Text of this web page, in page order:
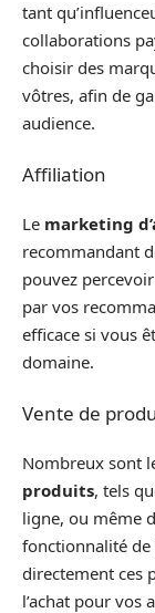
tant
collaborations
choisir des
vôtres, afin de
audience.
Affiliation
Le marketing
recommandant
pouvez
par vos
efficace si vous
domaine.
Vente de
Nombreux sont
produits, tels
ligne, ou même
fonctionnalité de
directement ces
l’achat pour vos